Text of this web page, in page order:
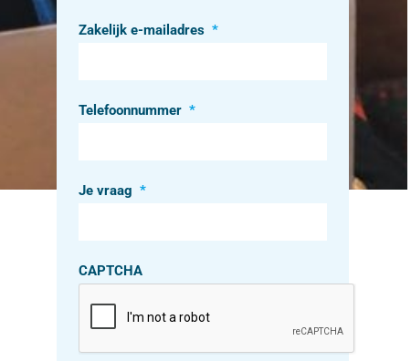
Zakelijk e-mailadres *
Telefoonnummer *
Je vraag *
CAPTCHA